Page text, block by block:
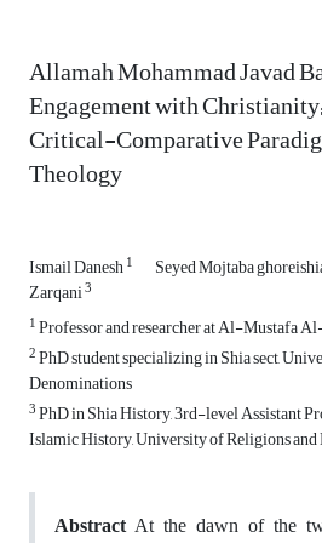
Allamah Mohammad Javad
Engagement with
Critical-Comparative
Theology
Ismail Danesh1 Seyed Mojtaba
Zarqani3
1Professor and researcher at Al-Mustafa
2PhD student specializing in Shia sect,
Denominations
3PhD in Shia History, 3rd-level Assistant
Islamic History, University of Religions
AbstractAt the dawn of the